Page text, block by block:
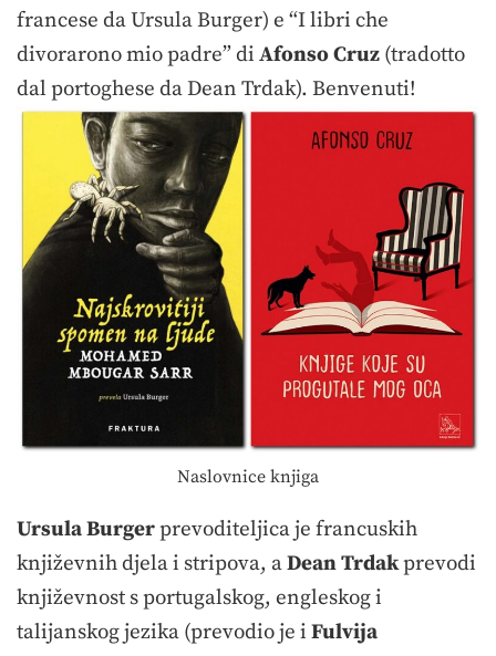
francese da Ursula Burger) e “I libri che
divorarono mio padre” di AfonsoCruz (tradotto
dal portoghese da Dean Trdak). Benvenuti!
Naslovnice knjiga
Ursula Burgerprevoditeljica je francuskih
književnih djela i stripova, aDean Trdakprevodi
književnost s portugalskog, engleskog i
talijanskog jezika (prevodio je i Fulvija